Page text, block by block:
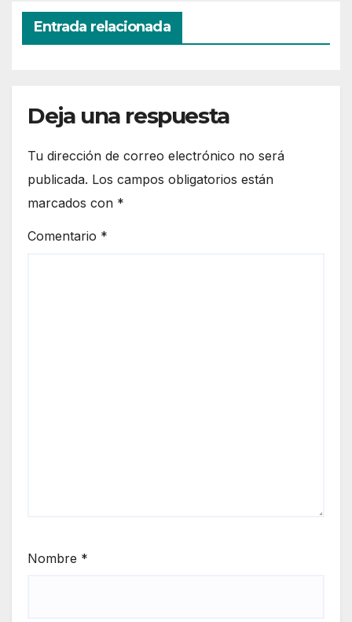
Entrada relacionada
Deja una respuesta
Tu dirección de correo electrónico no será
publicada. Los campos obligatorios están
marcados con *
Comentario *
Nombre *